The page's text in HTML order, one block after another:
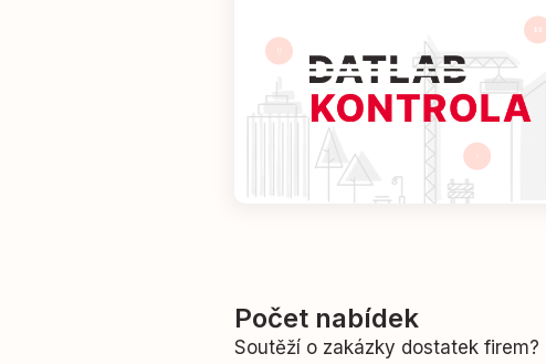
Počet nabídek
Soutěží o zakázky dostatek firem?